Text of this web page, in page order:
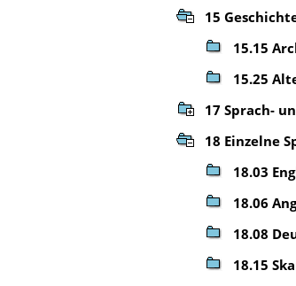
15
15.15
15.25
17 Sprach-
18 Einzelne
18.03
18.06
18.08
18.15